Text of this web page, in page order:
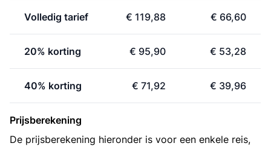
Volledig tarief € 119,88 € 66,60
20% korting € 95,90 € 53,28
40% korting € 71,92 € 39,96
Prijsberekening
De prijsberekening hieronder is voor een enkele reis,